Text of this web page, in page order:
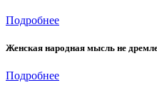
Подробнее
Женская народная мысль не
Подробнее